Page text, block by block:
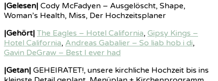
|Gelesen| Cody McFadyen – Ausgelöscht, Shape,
Woman’s Health, Miss, Der Hochzeitsplaner
|Gehört| The Eagles – Hotel California, Gipsy Kings –
Hotel California, Andreas Gabalier – So liab hob i di,
Gavin DeGraw – Best I ever had
|Getan| GEHEIRATET!, unsere kirchliche Hochzeit bis ins